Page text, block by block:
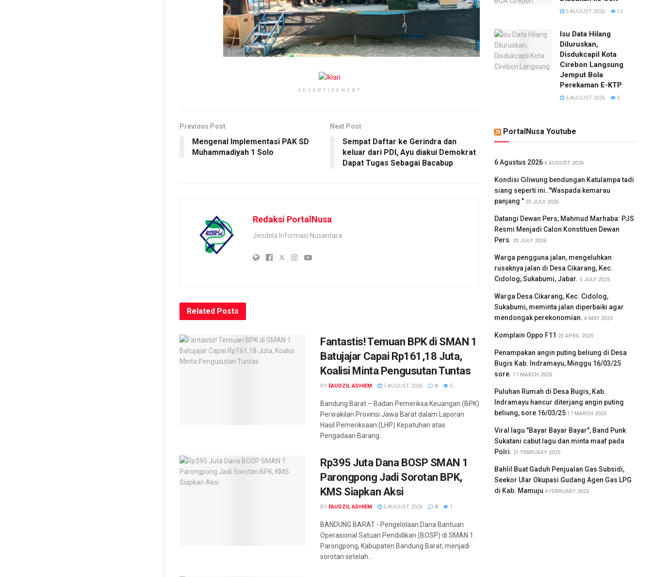
ADVERTISEMENT
Previous Post
Mengenal Implementasi PAK SD
Muhammadiyah 1 Solo
Next Post
Sempat Daftar ke Gerindra dan
keluar dari PDI, Ayu diakui Demokrat
Dapat Tugas Sebagai Bacabup
Redaksi PortalNusa
Jendela Informasi Nusantara
Related Posts
Fantastis! Temuan BPK di SMAN 1
Batujajar Capai Rp161,18 Juta,
Koalisi Minta Pengusutan Tuntas
BY FAUDZIL ADHIEM 7 AUGUST 2026 0 5
Bandung Barat – Badan Pemeriksa Keuangan (BPK)
Perwakilan Provinsi Jawa Barat dalam Laporan
Hasil Pemeriksaan (LHP) Kepatuhan atas
Pengadaan Barang...
Rp395 Juta Dana BOSP SMAN 1
Parongpong Jadi Sorotan BPK,
KMS Siapkan Aksi
BY FAUDZIL ADHIEM 5 AUGUST 2026 0 1
BANDUNG BARAT - Pengelolaan Dana Bantuan
Operasional Satuan Pendidikan (BOSP) di SMAN 1
Parongpong, Kabupaten Bandung Barat, menjadi
sorotan setelah...
5 AUGUST 2026 15
​Isu Data Hilang
Diluruskan,
Disdukcapil Kota
Cirebon Langsung
Jemput Bola
Perekaman E-KTP
5 AUGUST 2026 6
PortalNusa Youtube
6 Agustus 2026 6 AUGUST 2026
Kondisi Ciliwung bendungan Katulampa tadi
siang seperti ini.."Waspada kemarau
panjang " 23 JULY 2026
Datangi Dewan Pers, Mahmud Marhaba: PJS
Resmi Menjadi Calon Konstituen Dewan
Pers. 23 JULY 2026
Warga pengguna jalan, mengeluhkan
rusaknya jalan di Desa Cikarang, Kec.
Cidolog, Sukabumi, Jabar. 5 JULY 2025
Warga Desa Cikarang, Kec. Cidolog,
Sukabumi, meminta jalan diperbaiki agar
mendongak perekonomian. 6 MAY 2025
Komplain Oppo F11 23 APRIL 2025
Penampakan angin puting beliung di Desa
Bugis Kab. Indramayu, Minggu 16/03/25
sore. 17 MARCH 2025
Puluhan Rumah di Desa Bugis, Kab.
Indramayu hancur diterjang angin puting
beliung, sore 16/03/25 17 MARCH 2025
Viral lagu "Bayar Bayar Bayar", Band Punk
Sukatani cabut lagu dan minta maaf pada
Polri. 21 FEBRUARY 2025
Bahlil Buat Gaduh Penjualan Gas Subsidi,
Seekor Ular Okupasi Gudang Agen Gas LPG
di Kab. Mamuju 4 FEBRUARY 2025